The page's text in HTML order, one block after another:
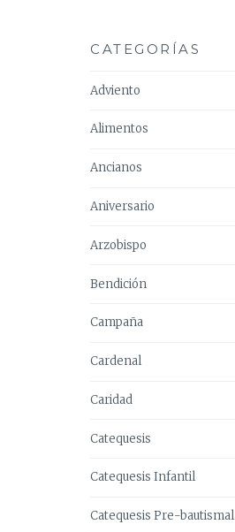
CATEGORÍAS
Adviento
Alimentos
Ancianos
Aniversario
Arzobispo
Bendición
Campaña
Cardenal
Caridad
Catequesis
Catequesis Infantil
Catequesis Pre-bautismal